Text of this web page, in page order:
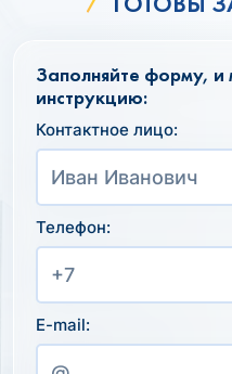
Заполняйте форму,
инструкцию:
Контактное лицо:
Телефон:
E-mail: